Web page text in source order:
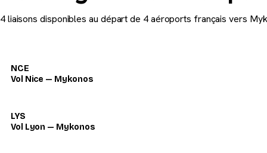
4 liaisons disponibles au départ de 4 aéroports français vers
NCE
Vol Nice — Mykonos
LYS
Vol Lyon — Mykonos